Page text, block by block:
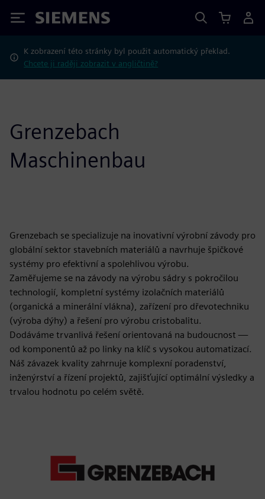
Siemens
K zobrazení této stránky byl použit automatický překlad.
Chcete ji raději zobrazit v angličtině?
Grenzebach
Maschinenbau
Grenzebach se specializuje na inovativní výrobní závody pro
globální sektor stavebních materiálů a navrhuje špičkové
systémy pro efektivní a spolehlivou výrobu.
Zaměřujeme se na závody na výrobu sádry s pokročilou
technologií, kompletní systémy izolačních materiálů
(organická a minerální vlákna), zařízení pro dřevotechniku
(výroba dýhy) a řešení pro výrobu cristobalitu.
Dodáváme trvanlivá řešení orientovaná na budoucnost —
od komponentů až po linky na klíč s vysokou automatizací.
Náš závazek kvality zahrnuje komplexní poradenství,
inženýrství a řízení projektů, zajišťující optimální výsledky a
trvalou hodnotu po celém světě.